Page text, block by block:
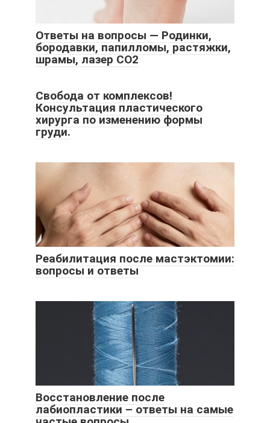
Ответы на вопросы — Родинки,
бородавки, папилломы, растяжки,
шрамы, лазер СО2
Свобода от комплексов!
Консультация пластического
хирурга по изменению формы
груди.
Реабилитация после мастэктомии:
вопросы и ответы
Восстановление после
лабиопластики – ответы на самые